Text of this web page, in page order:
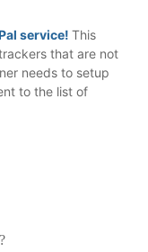
service! This
that are not
needs to setup
to the list of